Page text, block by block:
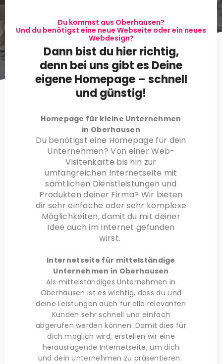
Du kommst aus Oberhausen?
Und du benötigst eine neue Webseite oder ein neues
Webdesign?
Dann bist du hier richtig,
denn bei uns gibt es Deine
eigene Homepage – schnell
und günstig!
Homepage für kleine Unternehmen
in Oberhausen
Du benötigst eine Homepage für dein
Unternehmen? Von einer Web-
Visitenkarte bis hin zur
umfangreichen Internetseite mit
sämtlichen Dienstleistungen und
Produkten deiner Firma? Wir bieten
dir sehr einfache oder sehr komplexe
Möglichkeiten, damit du mit deiner
Idee auch im Internet gefunden
wirst.
Internetseite für mittelständige
Unternehmen in Oberhausen
Als mittelständiges Unternehmen in
Oberhausen ist es wichtig, dass du und
deine Leistungen auch für alle relevanten
Kunden sehr schnell und einfach
abgerufen werden können. Damit dies für
dich möglich wird, erstellen wir eine
herausragende Internetseite, um dich
und dein Unternehmen zu präsentieren.